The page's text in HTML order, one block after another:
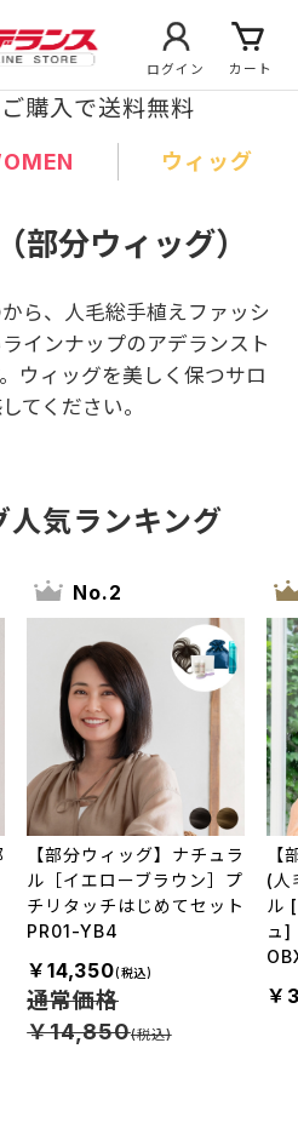
ログイン カート
購入で送料無料
ウィッグ
部分ウィッグ）
ら、人毛総手植えファッシ
インナップのアデランスト
ウィッグを美しく保つサロ
てください。
人気ランキング
2
【部分ウィッグ】ナチュラ
ル［イエローブラウン］プ
チリタッチはじめてセット
PR01-YB4
￥14,350
通常価格
￥14,850
【
(人
ル
ュ]
￥